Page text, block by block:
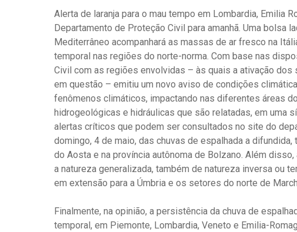
Alerta de laranja para o mau tempo em Lombardia, Emilia
Departamento de Proteção Civil para amanhã. Uma bolsa
Mediterrâneo acompanhará as massas de ar fresco na
temporal nas regiões do norte-norma. Com base nas
Civil com as regiões envolvidas – às quais a ativação
em questão – emitiu um novo aviso de condições
fenômenos climáticos, impactando nas diferentes áreas
hidrogeológicas e hidráulicas que são relatadas, em uma
alertas críticos que podem ser consultados no site do
domingo, 4 de maio, das chuvas de espalhada a
do Aosta e na província autônoma de Bolzano. Além
a natureza generalizada, também de natureza inversa ou
em extensão para a Úmbria e os setores do norte de
Finalmente, na opinião, a persistência da chuva de
temporal, em Piemonte, Lombardia, Veneto e Emilia-